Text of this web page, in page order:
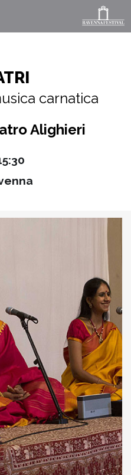
carnatica
Alighieri